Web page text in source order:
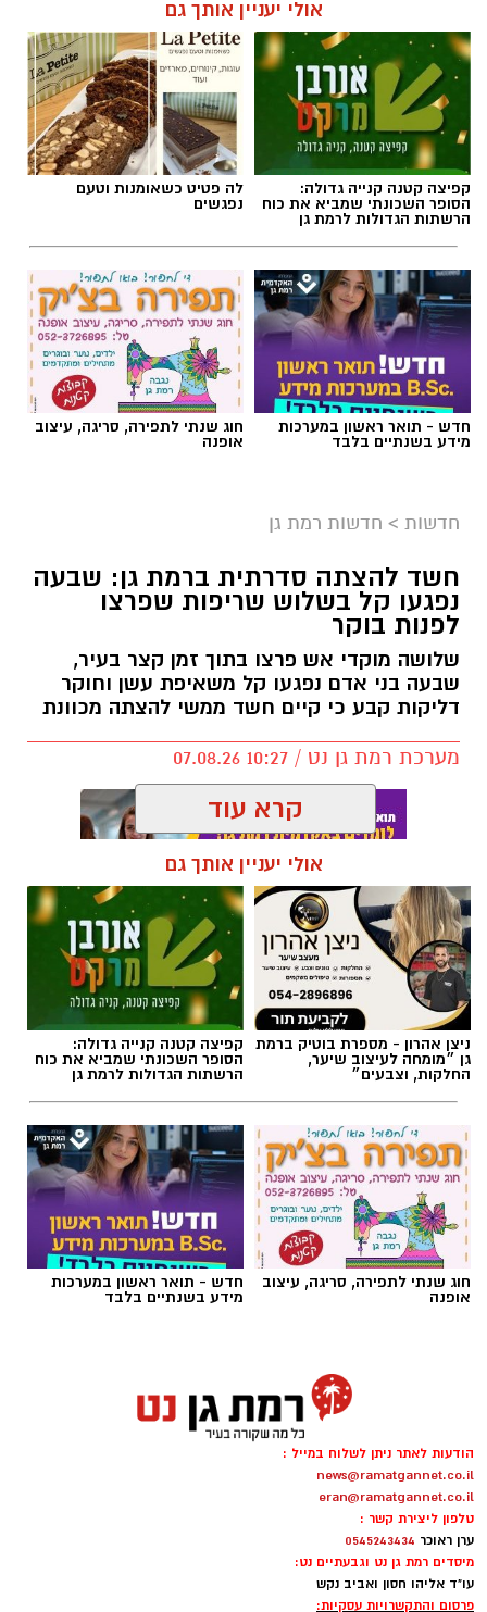
אולי יעניין אותך גם
קפיצה קטנה קנייה גדולה:
הסופר השכונתי שמביא את כוח
הרשתות הגדולות לרמת גן
לה פטיט כשאומנות וטעם
נפגשים
חדש - תואר ראשון במערכות
מידע בשנתיים בלבד
חוג שנתי לתפירה, סריגה, עיצוב
אופנה
חדשות > חדשות רמת גן
חשד להצתה סדרתית ברמת גן: שבעה
נפגעו קל בשלוש שריפות שפרצו
לפנות בוקר
שלושה מוקדי אש פרצו בתוך זמן קצר בעיר,
שבעה בני אדם נפגעו קל משאיפת עשן וחוקר
דליקות קבע כי קיים חשד ממשי להצתה מכוונת
מערכת רמת גן נט / 10:27 07.08.26
תגים:שריפה רמת גן
צילום: כבאות והצלה לישראל
לפנות בוקר (שישי) בשלושה מוקדים סמוכים בעיר,
ובמהלכן נפגעו שבעה בני אדם באורח קל משאיפת
עשן. חוקר דליקות של כבאות והצלה קבע כי קיים
חשד ממשי להצתה מכוונת וכי ייתכן קשר בין כלל
האירועים.
האירוע החל בשריפה שפרצה בעץ דקל ובלובי של
בניין מגורים ברחוב הרצל. זמן קצר לאחר מכן
קרא עוד
אולי יעניין אותך גם
ניצן אהרון - מספרת בוטיק ברמת
גן ״מומחה לעיצוב שיער,
החלקות, וצבעים״
קפיצה קטנה קנייה גדולה:
הסופר השכונתי שמביא את כוח
הרשתות הגדולות לרמת גן
חוג שנתי לתפירה, סריגה, עיצוב
אופנה
חדש - תואר ראשון במערכות
מידע בשנתיים בלבד
הודעות לאתר ניתן לשלוח במייל :
news@ramatgannet.co.il
eran@ramatgannet.co.il
טלפון ליצירת קשר :
ערן ראוכר 0545243434
מיסדים רמת גן נט וגבעתיים נט:
עו"ד אליהו חסון ואביב נקש
פרסום והתקשרויות עסקיות: